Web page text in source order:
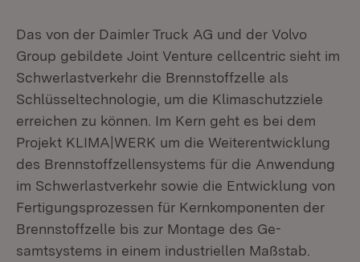
Das von der Daimler Truck AG und der Volvo
Group gebildete Joint Venture cellcentric sieht im
Schwerlastverkehr die Brennstoffzelle als
Schlüsseltechno­logie, um die Klimaschutzziele
erreichen zu können. Im Kern geht es bei dem
Projekt KLIMA|WERK um die Weiterentwicklung
des Brennstoffzellensystems für die Anwendung
im Schwerlastverkehr sowie die Entwicklung von
Fertigungs­prozessen für Kernkomponenten der
Brennstoffzelle bis zur Montage des Ge­
samtsystems in einem industriellen Maßstab.